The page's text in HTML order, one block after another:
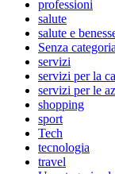
professioni
salute
salute e
Senza categoria
servizi
servizi per la
servizi per le
shopping
sport
Tech
tecnologia
travel